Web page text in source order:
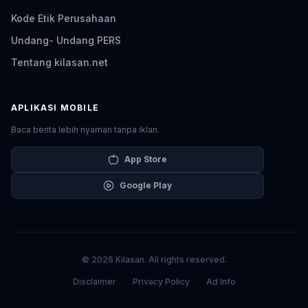
Kode Etik Perusahaan
Undang- Undang PERS
Tentang kilasan.net
APLIKASI MOBILE
Baca berita lebih nyaman tanpa iklan.
App Store
Google Play
© 2026 Kilasan. All rights reserved.
Disclaimer Privacy Policy Ad Info